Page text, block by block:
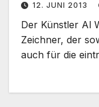
12. JUNI 2013
Der Künstler Al
Zeichner, der
auch für die